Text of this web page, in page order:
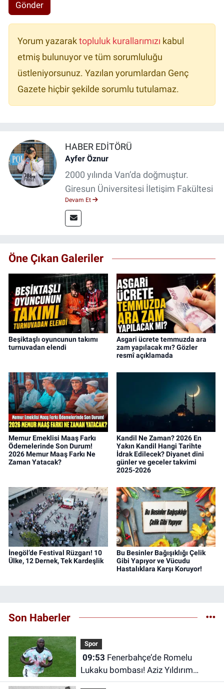
Gönder
Yorum yazarak topluluk kurallarımızı kabul
etmiş bulunuyor ve tüm sorumluluğu
üstleniyorsunuz. Yazılan yorumlardan Genç
Gazete hiçbir şekilde sorumlu tutulamaz.
HABER EDITÖRÜ
Ayfer Öznur
2000 yılında Van’da doğmuştur.
Giresun Üniversitesi İletişim Fakültesi
mezunudur. 3 yıldır medya
sektöründe çalışıyor. Özelikle kitap ve
Devam Et
Öne Çıkan Galeriler
Beşiktaşlı oyuncunun takımı
turnuvadan elendi
Asgari ücrete temmuzda ara
zam yapılacak mı? Gözler
resmî açıklamada
Memur Emeklisi Maaş Farkı
Ödemelerinde Son Durum!
2026 Memur Maaş Farkı Ne
Zaman Yatacak?
Kandil Ne Zaman? 2026 En
Yakın Kandil Hangi Tarihte
İdrak Edilecek? Diyanet dini
günler ve geceler takvimi
2025-2026
İnegöl’de Festival Rüzgarı! 10
Ülke, 12 Dernek, Tek Kardeşlik
Bu Besinler Bağışıklığı Çelik
Gibi Yapıyor ve Vücudu
Hastalıklara Karşı Koruyor!
Son Haberler
Spor
09:53
Lukaku bombası! Aziz Yıldırım
devreye girdi